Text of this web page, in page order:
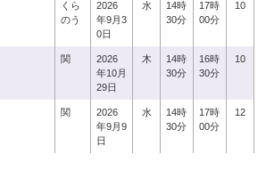
くら
のう
2026
年9月3
0日
水
14時
30分
17時
00分
10
関
2026
年10月
29日
木
14時
30分
16時
30分
10
関
2026
年9月9
日
水
14時
30分
17時
00分
12